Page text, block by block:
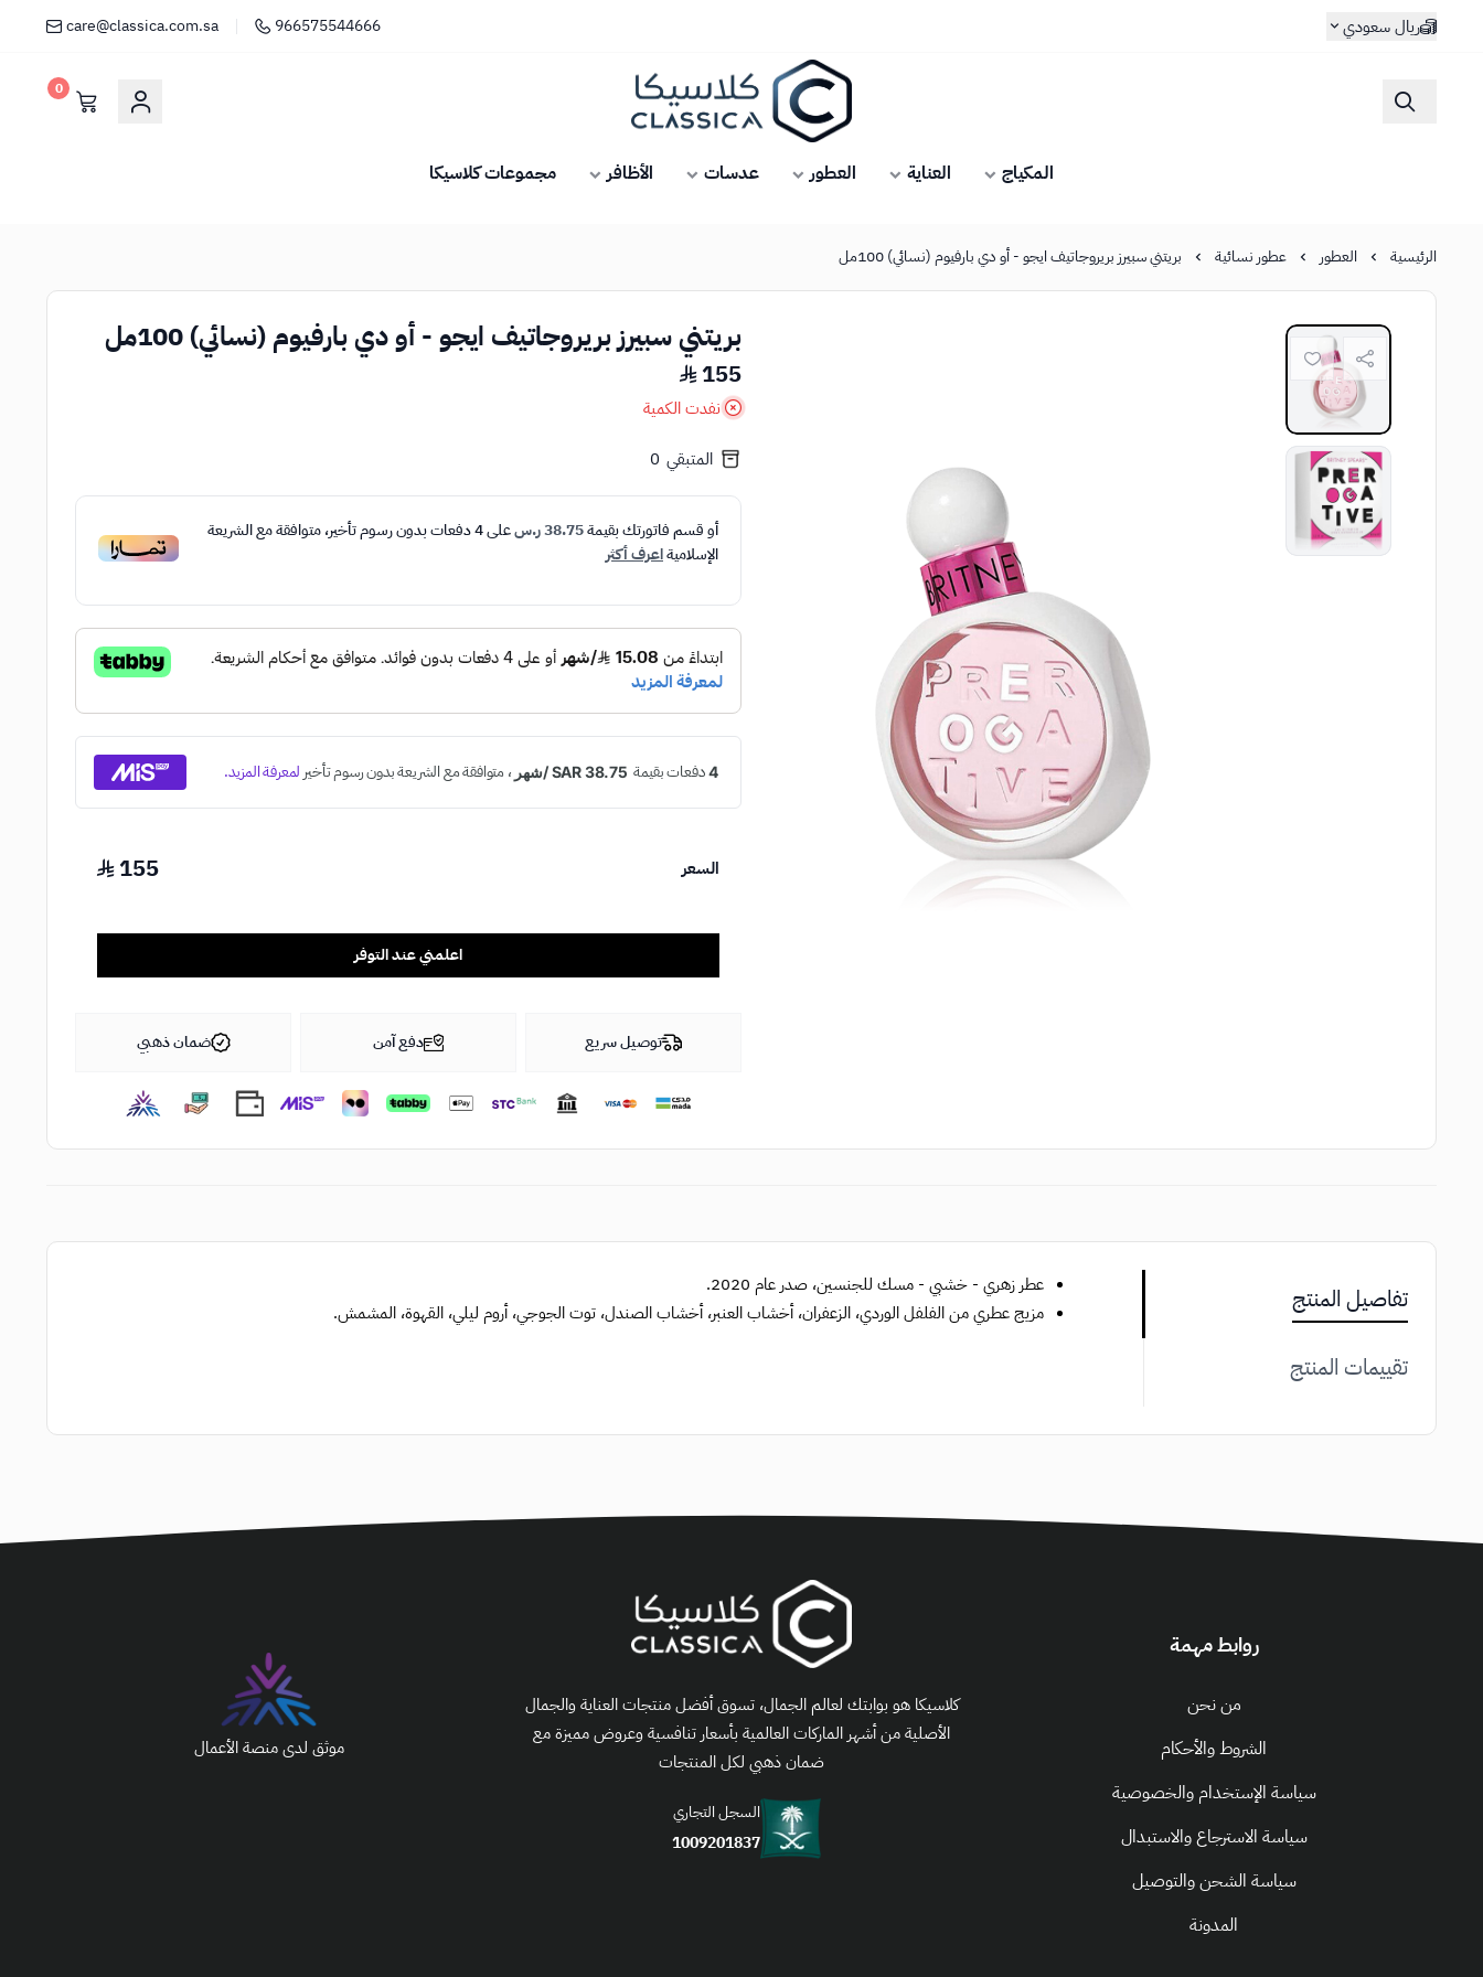
ريال سعودي 966575544666
care@classica.com.sa
كلاسيكا
0
المكياج العناية العطور عدسات الأظافر مجموعات كلاسيكا
الرئيسية العطور عطور نسائية بريتني سبيرز بريروجاتيف ايجو - أو دي بارفيوم (نسائي) 100مل
بريتني سبيرز بريروجاتيف ايجو - أو دي بارفيوم (نسائي) 100مل
155
نفدت الكمية
المتبقي 0
أو قسم فاتورتك بقيمة38.75 ر.س على4دفعات بدون رسوم تأخير، متوافقة مع الشريعة
الإسلاميةاعرف أكثر
السعر 155
اعلمني عند التوفر
توصيل سريع دفع آمن ضمان ذهبي
تفاصيل المنتج
تقييمات المنتج
عطر زهري - خشبي - مسك للجنسين، صدر عام 2020.
مزيج عطري من الفلفل الوردي، الزعفران، أخشاب العنبر، أخشاب الصندل، توت الجوجي، أروم ليلي، القهوة، المشمش.
روابط مهمة
من نحن
الشروط والأحكام
سياسة الإستخدام والخصوصية
سياسة الاسترجاع والاستبدال
سياسة الشحن والتوصيل
المدونة
كلاسيكا هو بوابتك لعالم الجمال، تسوق أفضل منتجات العناية والجمال
الأصلية من أشهر الماركات العالمية بأسعار تنافسية وعروض مميزة مع
ضمان ذهبي لكل المنتجات
السجل التجاري
1009201837
موثق لدى منصة الأعمال